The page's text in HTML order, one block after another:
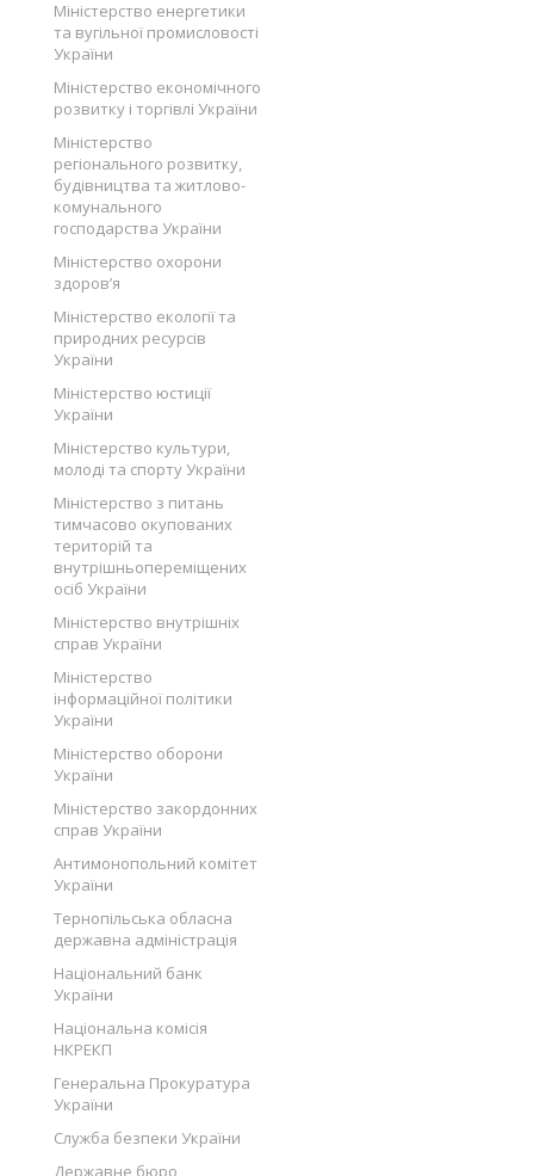
Міністерство енергетики
та вугільної промисловості
України
Міністерство економічного
розвитку і торгівлі України
Міністерство
регіонального розвитку,
будівництва та житлово-
комунального
господарства України
Міністерство охорони
здоров’я
Міністерство екології та
природних ресурсів
України
Міністерство юстиції
України
Міністерство культури,
молоді та спорту України
Міністерство з питань
тимчасово окупованих
територій та
внутрішньопереміщених
осіб України
Міністерство внутрішніх
справ України
Міністерство
інформаційної політики
України
Міністерство оборони
України
Міністерство закордонних
справ України
Антимонопольний комітет
України
Тернопільська обласна
державна адміністрація
Національний банк
України
Національна комісія
НКРЕКП
Генеральна Прокуратура
України
Служба безпеки України
Державне бюро